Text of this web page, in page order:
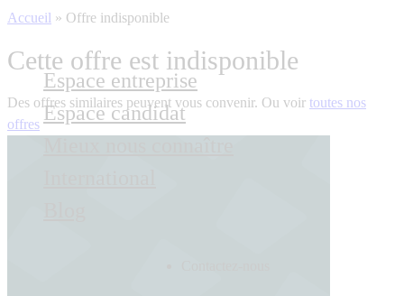
Espace entreprise
Espace candidat
Accueil » Offre indisponible
Cette offre est indisponible
Des offres similaires peuvent vous convenir. Ou voir toutes nos
offres